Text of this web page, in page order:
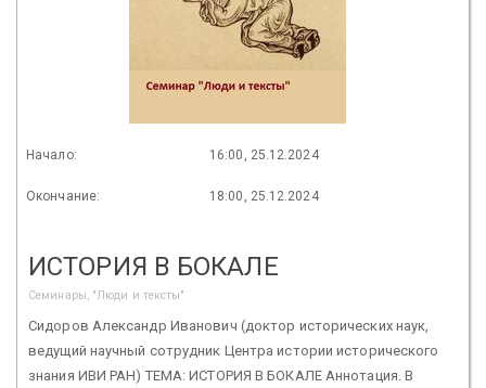
Начало: 16:00, 25.12.2024
Окончание: 18:00, 25.12.2024
ИСТОРИЯ В БОКАЛЕ
Семинары, "Люди и тексты"
Сидоров Александр Иванович (доктор исторических наук,
ведущий научный сотрудник Центра истории исторического
знания ИВИ РАН) ТЕМА: ИСТОРИЯ В БОКАЛЕ Аннотация. В